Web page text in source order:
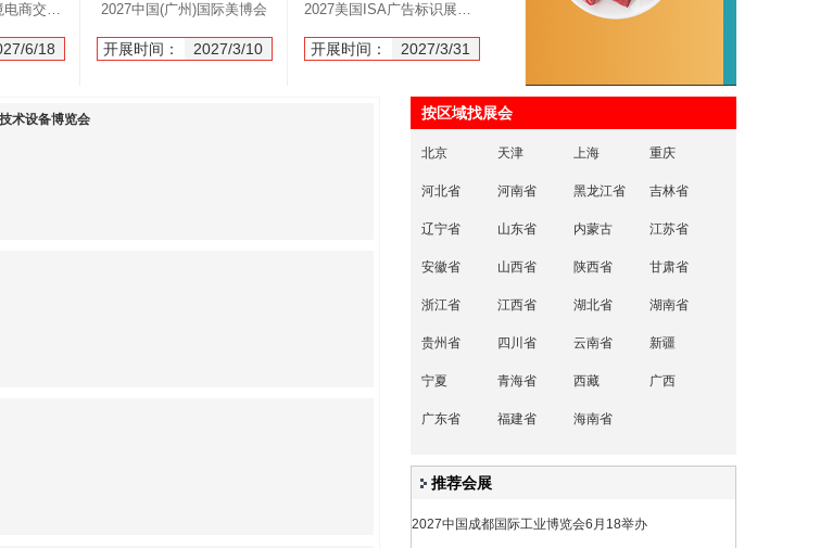
2027中国成都跨境电商交易博览会6月18举办
6/18
2027中国(广州)国际美博会
开展时间： 2027/3/10
2027美国ISA广告标识展览会
开展时间： 2027/3/31
2027CIBE杭州国际美博会
术设备博览会 按区域找展会
北京 天津 上海 重庆
河北省 河南省 黑龙江省 吉林省
辽宁省 山东省 内蒙古 江苏省
安徽省 山西省 陕西省 甘肃省
浙江省 江西省 湖北省 湖南省
贵州省 四川省 云南省 新疆
宁夏 青海省 西藏 广西
广东省 福建省 海南省
推荐会展
2027中国成都国际工业博览会6月18举办